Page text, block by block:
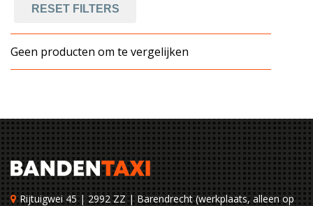
RESET FILTERS
Geen producten om te vergelijken
Rijtuigwei 45 | 2992 ZZ | Barendrecht (werkplaats, alleen op